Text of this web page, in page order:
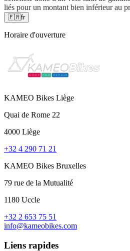
liés pour un montant bien inférieur au
🇫🇷fr
Horaire d'ouverture
KAMEO Bikes Liège
Quai de Rome 22
4000 Liège
+32 4 290 71 21
KAMEO Bikes Bruxelles
79 rue de la Mutualité
1180 Uccle
+32 2 653 75 51
info@kameobikes.com
Liens rapides